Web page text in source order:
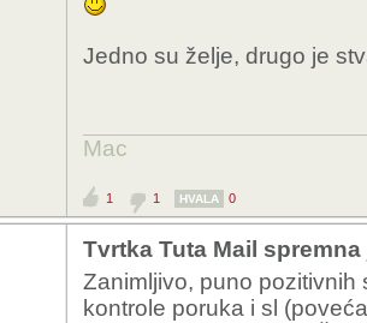
Jedno su želje, drugo je
Mac
1 1 HVALA 0
Tvrtka Tuta Mail
Zanimljivo, puno pozitivnih
kontrole poruka i sl